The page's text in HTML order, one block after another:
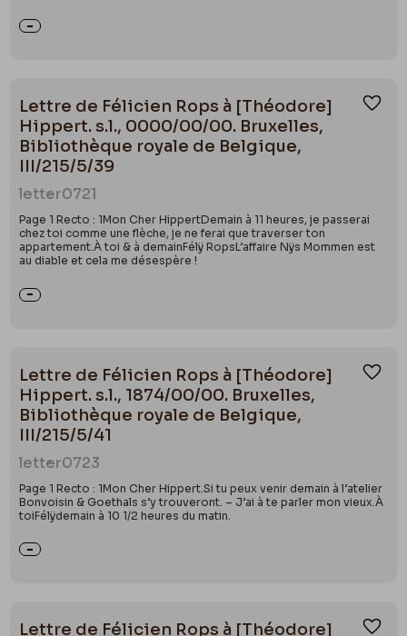
Lettre de Félicien Rops à [Théodore]
Hippert. s.l., 0000/00/00. Bruxelles,
Bibliothèque royale de Belgique,
III/215/5/39
letter0721
Page 1 Recto : 1Mon Cher HippertDemain à 11 heures, je passerai
chez toi comme une flèche, je ne ferai que traverser ton
appartement.À toi & à demainFélÿ RopsL’affaire Nÿs Mommen est
au diable et cela me désespère !
Lettre de Félicien Rops à [Théodore]
Hippert. s.l., 1874/00/00. Bruxelles,
Bibliothèque royale de Belgique,
III/215/5/41
letter0723
Page 1 Recto : 1Mon Cher Hippert.Si tu peux venir demain à l’atelier
Bonvoisin & Goethals s’y trouveront. – J’ai à te parler mon vieux.À
toiFélÿdemain à 10 1/2 heures du matin.
Lettre de Félicien Rops à [Théodore]